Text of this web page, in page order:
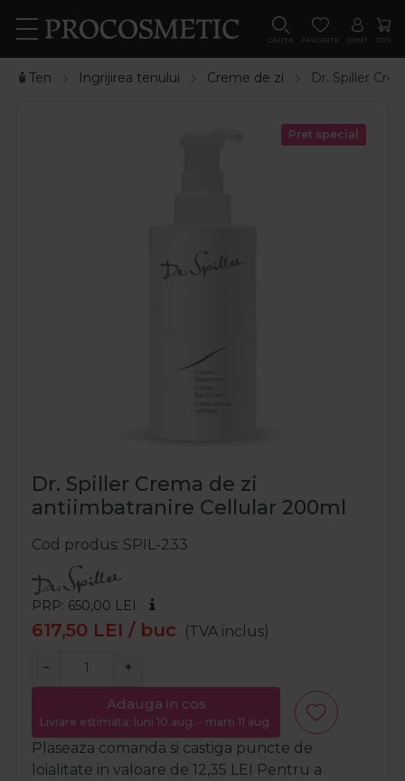
CAUTA FAVORITE CONT COS
🧴Ten Ingrijirea tenului Creme de zi Dr. Spiller
Pret special
Dr. Spiller Crema de zi
antiimbatranire Cellular 200ml
Cod produs SPIL-233
PRP: 650,00 LEI
617,50 LEI / buc (TVA inclus)
− +
Adauga in cos
Livrare estimata: luni 10 aug. - marți 11 aug.
Plaseaza comanda si castiga puncte de
loialitate in valoare de 12,35 LEI
Pentru a